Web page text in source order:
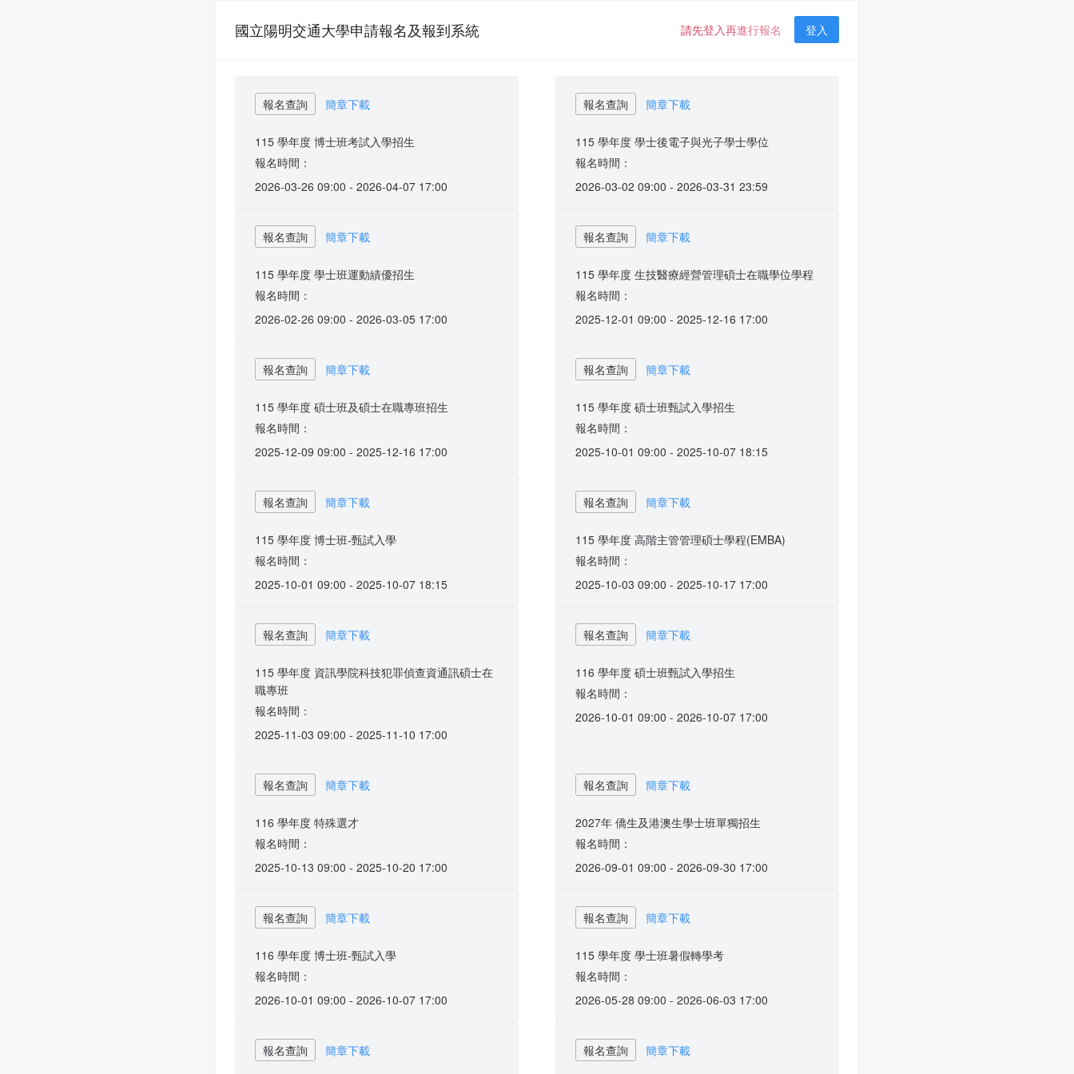
國立陽明交通大學申請報名及報到系統 請先登入再進行報名 登入
報名查詢 簡章下載
115 學年度 博士班考試入學招生
報名時間：
2026-03-26 09:00 - 2026-04-07 17:00
報名查詢 簡章下載
115 學年度 學士後電子與光子學士學位
報名時間：
2026-03-02 09:00 - 2026-03-31 23:59
報名查詢 簡章下載
115 學年度 學士班運動績優招生
報名時間：
2026-02-26 09:00 - 2026-03-05 17:00
報名查詢 簡章下載
115 學年度 生技醫療經營管理碩士在職學位學程
報名時間：
2025-12-01 09:00 - 2025-12-16 17:00
報名查詢 簡章下載
115 學年度 碩士班及碩士在職專班招生
報名時間：
2025-12-09 09:00 - 2025-12-16 17:00
報名查詢 簡章下載
115 學年度 碩士班甄試入學招生
報名時間：
2025-10-01 09:00 - 2025-10-07 18:15
報名查詢 簡章下載
115 學年度 博士班-甄試入學
報名時間：
2025-10-01 09:00 - 2025-10-07 18:15
報名查詢 簡章下載
115 學年度 高階主管管理碩士學程(EMBA)
報名時間：
2025-10-03 09:00 - 2025-10-17 17:00
報名查詢 簡章下載
115 學年度 資訊學院科技犯罪偵查資通訊碩士在
職專班
報名時間：
2025-11-03 09:00 - 2025-11-10 17:00
報名查詢 簡章下載
116 學年度 碩士班甄試入學招生
報名時間：
2026-10-01 09:00 - 2026-10-07 17:00
報名查詢 簡章下載
116 學年度 特殊選才
報名時間：
2025-10-13 09:00 - 2025-10-20 17:00
報名查詢 簡章下載
2027年 僑生及港澳生學士班單獨招生
報名時間：
2026-09-01 09:00 - 2026-09-30 17:00
報名查詢 簡章下載
116 學年度 博士班-甄試入學
報名時間：
2026-10-01 09:00 - 2026-10-07 17:00
報名查詢 簡章下載
115 學年度 學士班暑假轉學考
報名時間：
2026-05-28 09:00 - 2026-06-03 17:00
報名查詢 簡章下載 報名查詢 簡章下載